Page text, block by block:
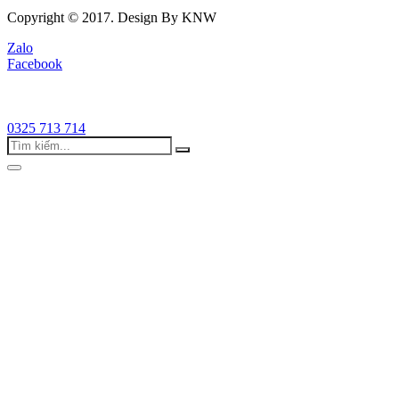
Copyright © 2017. Design By KNW
Zalo
Facebook
0325 713 714